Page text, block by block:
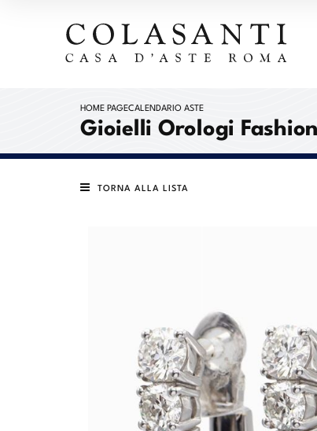
HOME PAGECALENDARIO ASTE
Gioielli Orologi
TORNA ALLA LISTA